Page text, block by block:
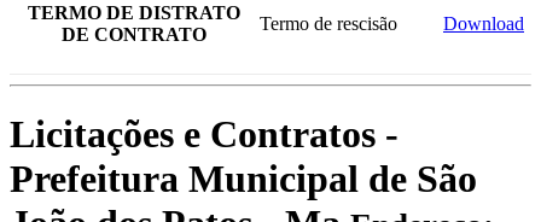
TERMO DE DISTRATO
DE CONTRATO
Termo de rescisão Download
Licitações e Contratos -
Prefeitura Municipal de São